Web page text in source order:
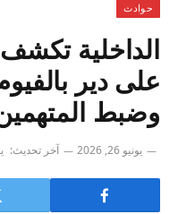
حوادث
الداخلية تكشف
على دير
وضبط
يونيو 26, 2026 آخر تحديث: